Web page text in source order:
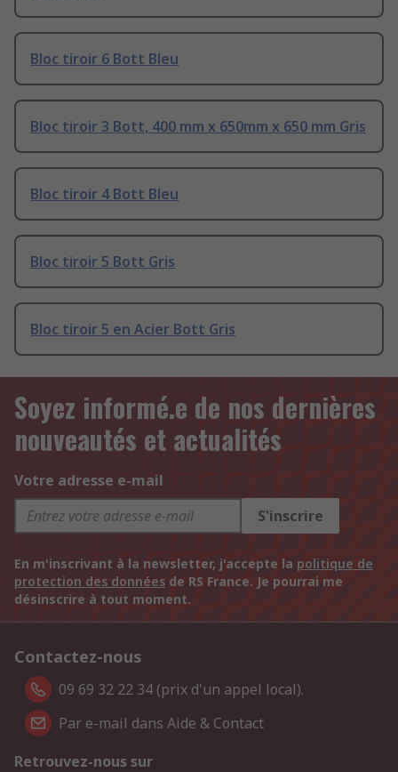
Bloc tiroir 6 Bott Bleu
Bloc tiroir 3 Bott, 400 mm x 650mm x 650 mm Gris
Bloc tiroir 4 Bott Bleu
Bloc tiroir 5 Bott Gris
Bloc tiroir 5 en Acier Bott Gris
Soyez informé.e de nos dernières
nouveautés et actualités
Votre adresse e-mail
S'inscrire
En m'inscrivant à la newsletter, j'accepte la politique de
protection des données de RS France. Je pourrai me
désinscrire à tout moment.
Contactez-nous
09 69 32 22 34 (prix d'un appel local).
Par e-mail dans Aide & Contact
Retrouvez-nous sur